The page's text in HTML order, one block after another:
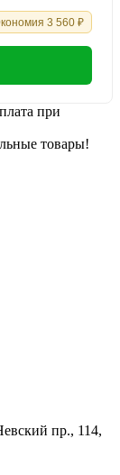
3 560 ₽
при
товары!
пр., 114,